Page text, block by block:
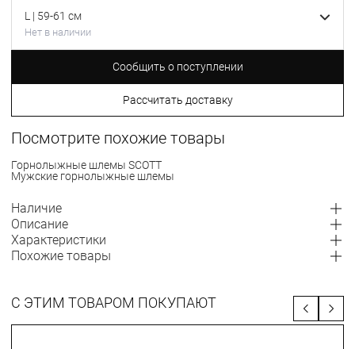
L | 59-61 см
Нет в наличии
Сообщить о поступлении
Рассчитать доставку
Посмотрите похожие товары
Горнолыжные шлемы SCOTT
Мужские горнолыжные шлемы
Наличие
Описание
Характеристики
Похожие товары
С ЭТИМ ТОВАРОМ ПОКУПАЮТ